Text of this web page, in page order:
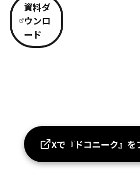
資料ダ
ウンロ
ード
Xで『ドコニーク』を